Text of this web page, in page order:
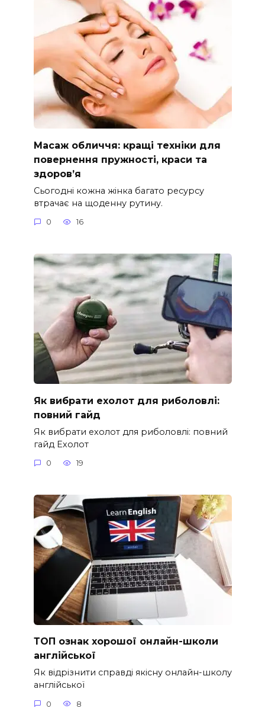
Масаж обличчя: кращі техніки для
повернення пружності, краси та
здоров’я
Сьогодні кожна жінка багато ресурсу
втрачає на щоденну рутину.
0 16
Як вибрати ехолот для риболовлі:
повний гайд
Як вибрати ехолот для риболовлі: повний
гайд Ехолот
0 19
ТОП ознак хорошої онлайн-школи
англійської
Як відрізнити справді якісну онлайн-школу
англійської
0 8